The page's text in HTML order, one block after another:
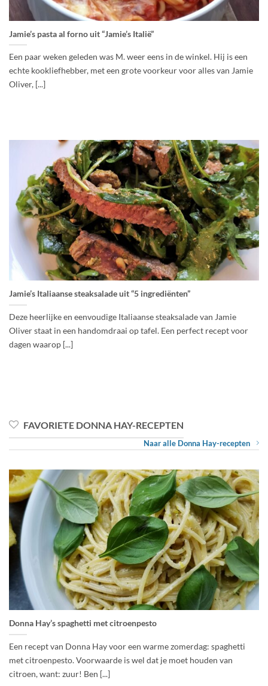
Jamie’s pasta al forno uit “Jamie’s Italië”
Een paar weken geleden was M. weer eens in de winkel. Hij is een
echte kookliefhebber, met een grote voorkeur voor alles van Jamie
Oliver, [...]
Jamie’s Italiaanse steaksalade uit “5 ingrediënten”
Deze heerlijke en eenvoudige Italiaanse steaksalade van Jamie
Oliver staat in een handomdraai op tafel. Een perfect recept voor
dagen waarop [...]
FAVORIETE DONNA HAY-RECEPTEN
Naar alle Donna Hay-recepten
Donna Hay’s spaghetti met citroenpesto
Een recept van Donna Hay voor een warme zomerdag: spaghetti
met citroenpesto. Voorwaarde is wel dat je moet houden van
citroen, want: zuur! Ben [...]